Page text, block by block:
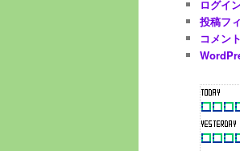
ログイ
投稿フ
コメン